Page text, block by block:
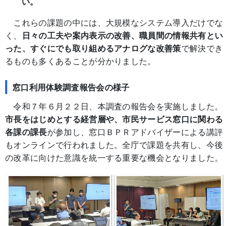
い。
これらの課題の中には、大規模なシステム導入だけでな
く、
日々の工夫や案内表示の改善、職員間の情報共有とい
った、すぐにでも取り組めるアナログな改善策で解決でき
るものも多くあることが分かりました。
窓口利用体験調査報告会の様子
令和７年６月２２日、本調査の報告会を実施しました。
市長をはじめとする経営層や、市民サービス窓口に関わる
各課の課長が参加し、窓口ＢＰＲアドバイザーによる講評
もオンラインで行われました。全庁で課題を共有し、今後
の改革に向けた意識を統一する重要な機会となりました。